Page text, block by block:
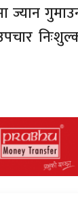
ज्यान